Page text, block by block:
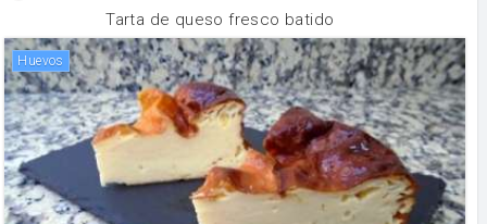
Tarta de queso fresco batido
huevos